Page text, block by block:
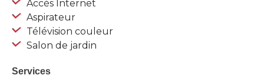
Accès Internet
Aspirateur
Télévision couleur
Salon de jardin
Services